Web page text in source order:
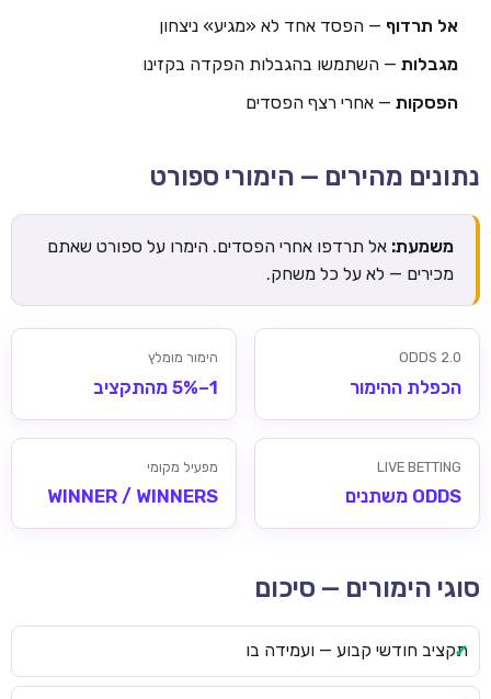
אל תרדוף — הפסד אחד לא «מגיע» ניצחון
מגבלות — השתמשו בהגבלות הפקדה בקזינו
הפסקות — אחרי רצף הפסדים
נתונים מהירים — הימורי ספורט
משמעת: אל תרדפו אחרי הפסדים. הימרו על ספורט שאתם
מכירים — לא על כל משחק.
ODDS 2.0
הכפלת ההימור
הימור מומלץ
1–5% מהתקציב
LIVE BETTING
ODDS משתנים
מפעיל מקומי
WINNER / WINNERS
סוגי הימורים — סיכום
תקציב חודשי קבוע — ועמידה בו